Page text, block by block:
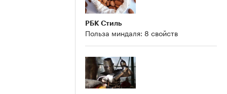
РБК Стиль
Польза миндаля: 8 свойств